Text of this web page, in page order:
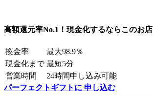
高額還元率No.1！現金化するならこのお店
換金率
最大98.9％
現金化まで 最短5分
営業時間
24時間申し込み可能
パーフェクトギフトに 申し込む